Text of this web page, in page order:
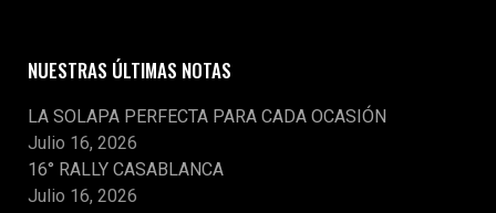
NUESTRAS ÚLTIMAS NOTAS
LA SOLAPA PERFECTA PARA CADA OCASIÓN
Julio 16, 2026
16° RALLY CASABLANCA
Julio 16, 2026